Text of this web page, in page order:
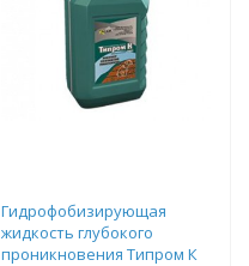
Гидрофобизирующая
жидкость глубокого
проникновения Типром К